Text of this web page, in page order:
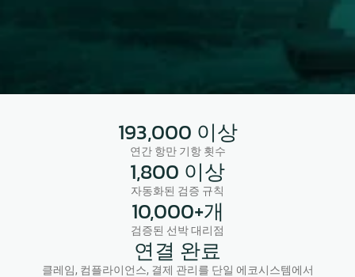
193,000 이상
연간 항만 기항 횟수
1,800 이상
자동화된 검증 규칙
10,000+개
검증된 선박 대리점
연결 완료
클레임, 컴플라이언스, 결제 관리를 단일 에코시스템에서